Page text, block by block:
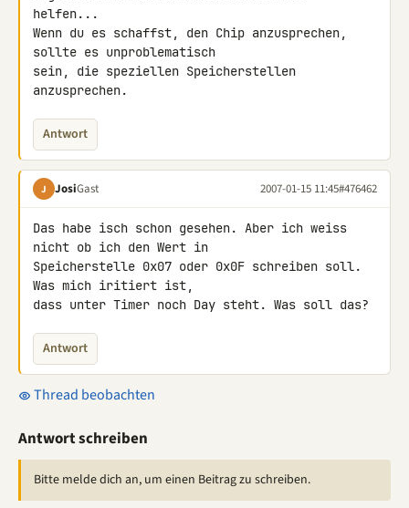
helfen...
Wenn du es schaffst, den Chip anzusprechen,
sollte es unproblematisch
sein, die speziellen Speicherstellen
anzusprechen.
Antwort
J JosiGast 2007-01-15 11:45#476462
Das habe isch schon gesehen. Aber ich weiss
nicht ob ich den Wert in
Speicherstelle 0x07 oder 0x0F schreiben soll.
Was mich iritiert ist,
dass unter Timer noch Day steht. Was soll das?
Antwort
Thread beobachten
Antwort schreiben
Bitte melde dich an, um einen Beitrag zu schreiben.